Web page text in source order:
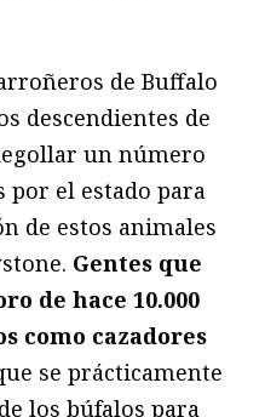
de Buffalo
descendientes de
un número
por el estado para
de estos animales
Gentes que
de hace 10.000
como cazadores
se prácticamente
los búfalos para